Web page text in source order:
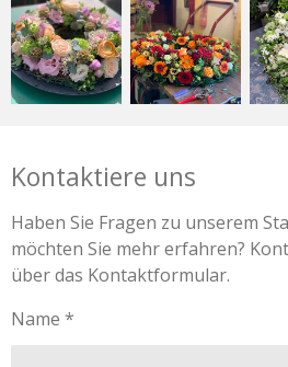
Kontaktiere uns
Haben Sie Fragen zu unserem
möchten Sie mehr erfahren?
über das Kontaktformular.
Name *